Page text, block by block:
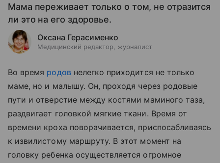
Мама переживает только о том, не отразится
ли это на его здоровье.
Оксана Герасименко
Медицинский редактор, журналист
Во время родов нелегко приходится не только
маме, но и малышу. Он, проходя через родовые
пути и отверстие между костями маминого таза,
раздвигает головкой мягкие ткани. Время от
времени кроха поворачивается, приспосабливаясь
к извилистому маршруту. В этот момент на
головку ребенка осуществляется огромное